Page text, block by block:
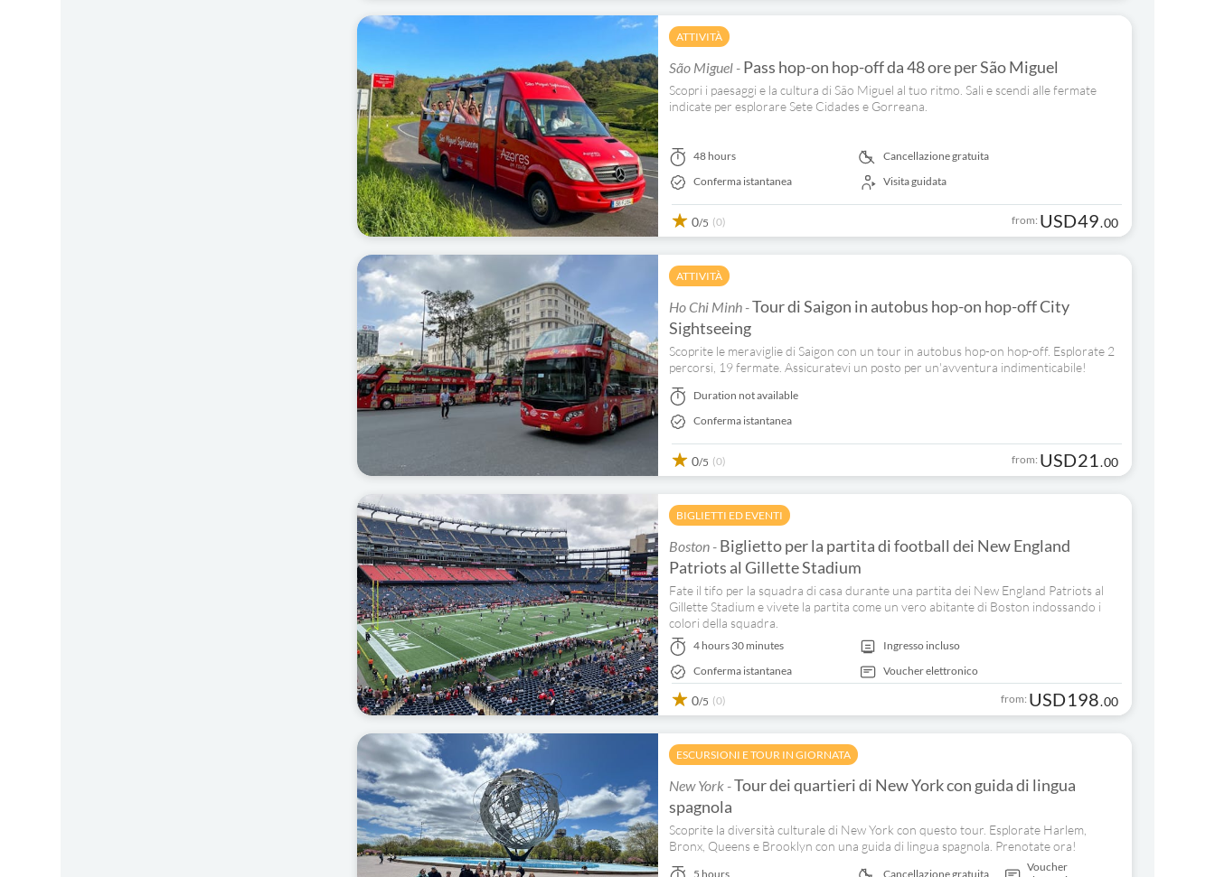
ATTIVITÀ
São Miguel -Pass hop-on hop-off da 48 ore per São Miguel
Scopri i paesaggi e la cultura di São Miguel al tuo ritmo. Sali e scendi alle fermate
indicate per esplorare Sete Cidades e Gorreana.
48 hours
Conferma istantanea
Cancellazione gratuita
Visita guidata
0/5 (0) from: USD49.00
ATTIVITÀ
Ho Chi Minh -Tour di Saigon in autobus hop-on hop-off City
Sightseeing
Scoprite le meraviglie di Saigon con un tour in autobus hop-on hop-off. Esplorate 2
percorsi, 19 fermate. Assicuratevi un posto per un'avventura indimenticabile!
Duration not available
Conferma istantanea
0/5 (0) from: USD21.00
BIGLIETTI ED EVENTI
Boston -Biglietto per la partita di football dei New England
Patriots al Gillette Stadium
Fate il tifo per la squadra di casa durante una partita dei New England Patriots al
Gillette Stadium e vivete la partita come un vero abitante di Boston indossando i
colori della squadra.
4 hours 30 minutes
Conferma istantanea
Ingresso incluso
Voucher elettronico
0/5 (0) from: USD198.00
ESCURSIONI E TOUR IN GIORNATA
New York -Tour dei quartieri di New York con guida di lingua
spagnola
Scoprite la diversità culturale di New York con questo tour. Esplorate Harlem,
Bronx, Queens e Brooklyn con una guida di lingua spagnola. Prenotate ora!
5 hours
Cancellazione gratuita
Voucher